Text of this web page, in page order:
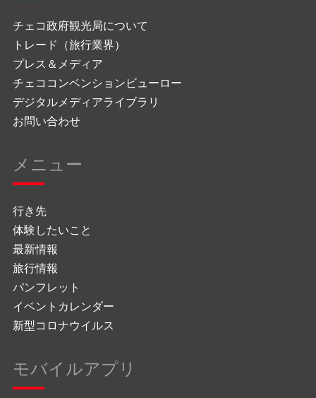
チェコ政府観光局について
トレード（旅行業界）
プレス＆メディア
チェココンベンションビューロー
デジタルメディアライブラリ
お問い合わせ
メニュー
行き先
体験したいこと
最新情報
旅行情報
パンフレット
イベントカレンダー
新型コロナウイルス
モバイルアプリ